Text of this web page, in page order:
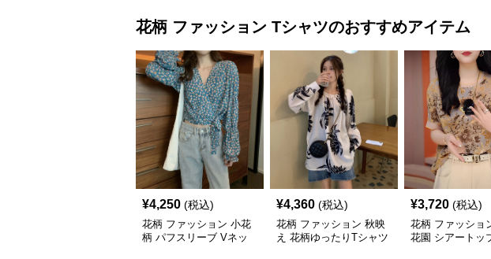
花柄 ファッション Tシャツのおすすめアイテム
¥4,250 (税込)
花柄 ファッション 小花
柄 パフスリーブ Vネッ
¥4,360 (税込)
花柄 ファッション 秋映
え 花柄ゆったりTシャツ
¥3,720 (税込)
花柄 ファッショ
花園 シアートッ